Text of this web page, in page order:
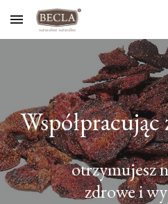
Skip to main content
otrzymujesz
zdrowe i